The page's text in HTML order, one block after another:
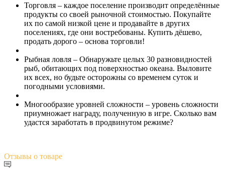
Торговля – каждое поселение производит определённые
продукты со своей рыночной стоимостью. Покупайте
их по самой низкой цене и продавайте в других
поселениях, где они востребованы. Купить дёшево,
продать дорого – основа торговли!
Рыбная ловля – Обнаружьте целых 30 разновидностей
рыб, обитающих под поверхностью океана. Выловите
их всех, но будьте осторожны со временем суток и
погодными условиями.
Многообразие уровней сложности – уровень сложности
приумножает награду, полученную в игре. Сколько вам
удастся заработать в продвинутом режиме?
Отзывы о товаре